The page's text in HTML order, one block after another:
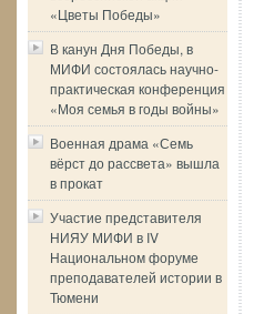
«Цветы Победы»
В канун Дня Победы, в
МИФИ состоялась научно-
практическая конференция
«Моя семья в годы войны»
Военная драма «Семь
вёрст до рассвета» вышла
в прокат
Участие представителя
НИЯУ МИФИ в IV
Национальном форуме
преподавателей истории в
Тюмени